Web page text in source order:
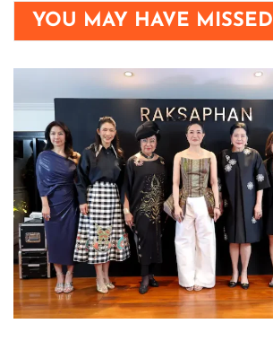
YOU MAY HAVE MISSED